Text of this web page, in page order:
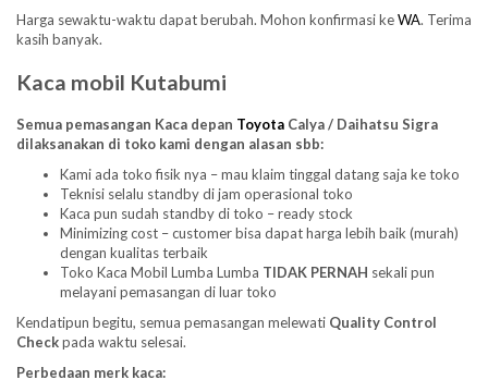
Harga sewaktu-waktu dapat berubah. Mohon konfirmasi keWA. Terima
kasih banyak.
Kaca mobil Kutabumi
Semua pemasangan Kaca depan Toyota Calya / Daihatsu Sigra
dilaksanakan di toko kami dengan alasan sbb:
Kami ada toko fisik nya – mau klaim tinggal datang saja ke toko
Teknisi selalu standby di jam operasional toko
Kaca pun sudah standby di toko – ready stock
Minimizing cost – customer bisa dapat harga lebih baik (murah)
dengan kualitas terbaik
Toko Kaca Mobil Lumba Lumba TIDAK PERNAH sekali pun
melayani pemasangan di luar toko
Kendatipun begitu, semua pemasangan melewati Quality Control
Checkpada waktu selesai.
Perbedaan merk kaca: